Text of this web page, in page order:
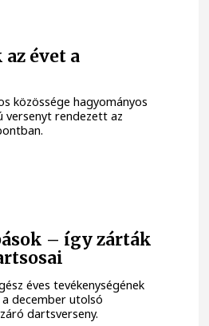
évet a
közössége hagyományos
versenyt rendezett az
– így zárták
éves tevékenységének
december utolsó
dartsverseny.